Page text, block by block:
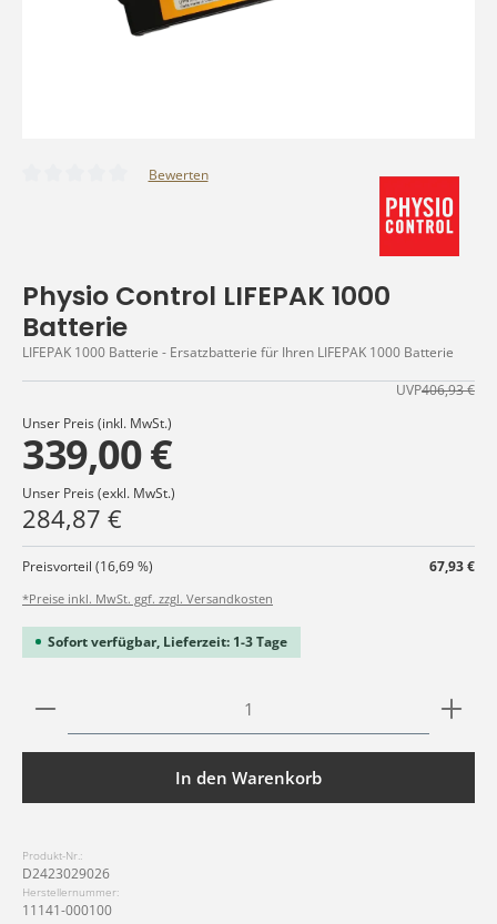
Bewerten
Physio Control LIFEPAK 1000
Batterie
LIFEPAK 1000 Batterie - Ersatzbatterie für Ihren LIFEPAK 1000 Batterie
UVP406,93 €
Unser Preis (inkl. MwSt.)
339,00 €
Unser Preis (exkl. MwSt.)
284,87 €
Preisvorteil (16,69 %) 67,93 €
*Preise inkl. MwSt. ggf. zzgl. Versandkosten
Sofort verfügbar, Lieferzeit: 1-3 Tage
Produkt Anzahl: Gib den gewünschten Wert ein
In den Warenkorb
Produkt-Nr.:
D2423029026
Herstellernummer:
11141-000100